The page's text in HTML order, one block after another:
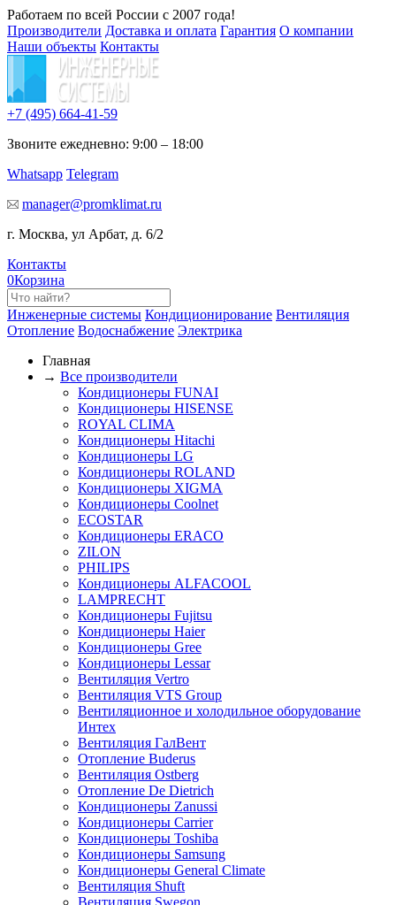
Работаем по всей России с 2007 года!
Производители Доставка и оплата Гарантия О компании
Наши объекты Контакты
+7 (495) 664-41-59
Звоните ежедневно: 9:00 – 18:00
Whatsapp Telegram
manager@promklimat.ru
г. Москва, ул Арбат, д. 6/2
Контакты
0Корзина
Инженерные системы Кондиционирование Вентиляция
Отопление Водоснабжение Электрика
Главная
→ Все производители
Кондиционеры FUNAI
Кондиционеры HISENSE
ROYAL CLIMA
Кондиционеры Hitachi
Кондиционеры LG
Кондиционеры ROLAND
Кондиционеры XIGMA
Кондиционеры Coolnet
ECOSTAR
Кондиционеры ERACO
ZILON
PHILIPS
Кондиционеры ALFACOOL
LAMPRECHT
Кондиционеры Fujitsu
Кондиционеры Haier
Кондиционеры Gree
Кондиционеры Lessar
Вентиляция Vertro
Вентиляция VTS Group
Вентиляционное и холодильное оборудование
Интех
Вентиляция ГалВент
Отопление Buderus
Вентиляция Ostberg
Отопление De Dietrich
Кондиционеры Zanussi
Кондиционеры Carrier
Кондиционеры Toshiba
Кондиционеры Samsung
Кондиционеры General Climate
Вентиляция Shuft
Вентиляция Swegon